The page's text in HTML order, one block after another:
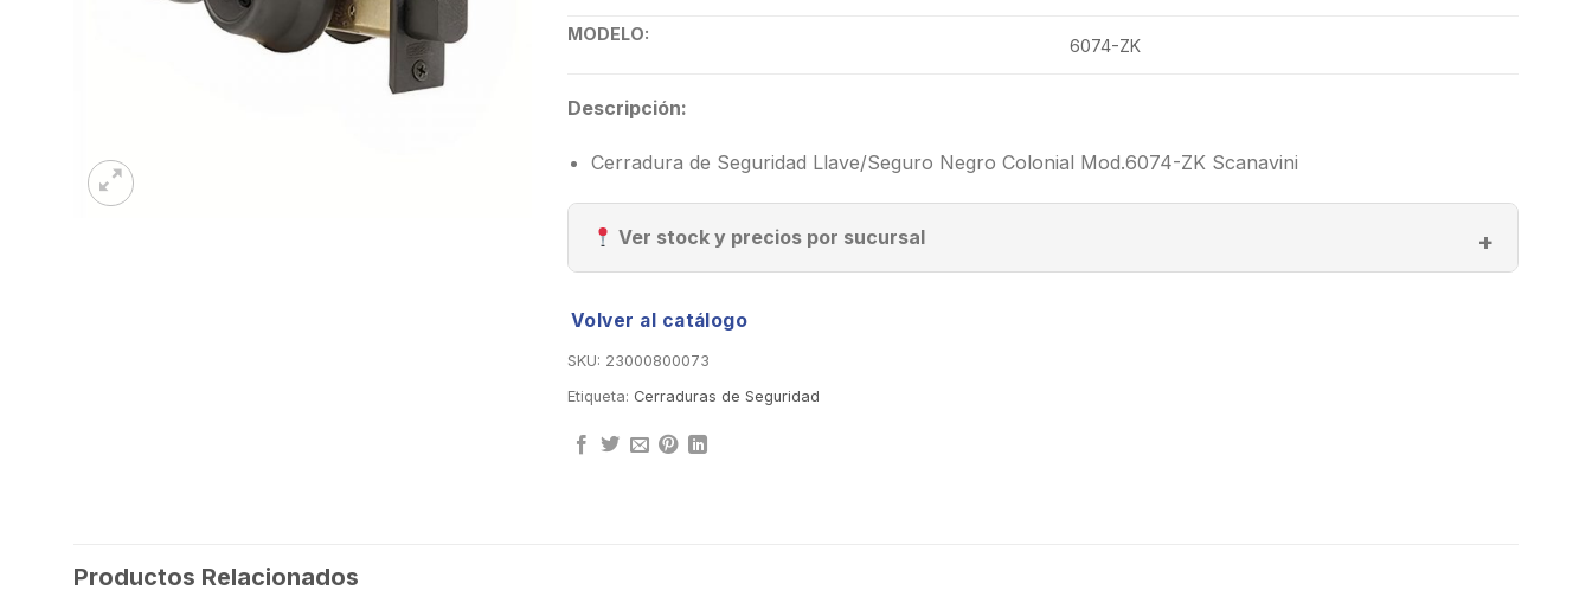
MODELO:
6074-ZK
Descripción:
Cerradura de Seguridad Llave/Seguro Negro Colonial Mod.6074-ZK Scanavini
Ver stock y precios por sucursal
Volver al catálogo
SKU: 23000800073
Etiqueta: Cerraduras de Seguridad
Productos Relacionados